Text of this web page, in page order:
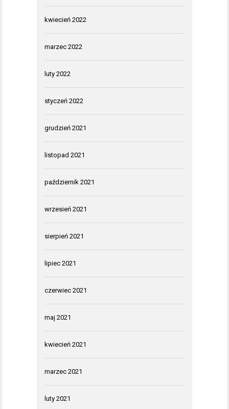
kwiecień 2022
marzec 2022
luty 2022
styczeń 2022
grudzień 2021
listopad 2021
październik 2021
wrzesień 2021
sierpień 2021
lipiec 2021
czerwiec 2021
maj 2021
kwiecień 2021
marzec 2021
luty 2021